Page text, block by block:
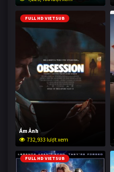
FULL HD VIETSUB
Ám Ảnh
732,933 lượt xem
FULL HD VIETSUB